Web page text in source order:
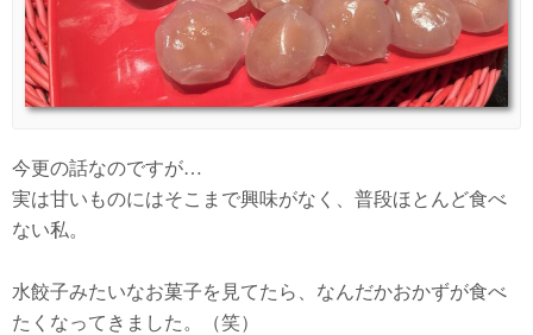
今更の話なのですが…
実は甘いものにはそこまで興味がなく、普段ほとんど食べ
ない私。
水餃子みたいなお菓子を見てたら、なんだかおかずが食べ
たくなってきました。（笑）